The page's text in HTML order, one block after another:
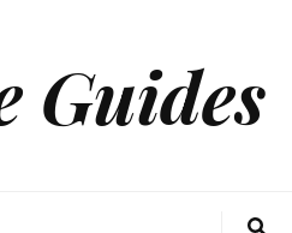
Guides